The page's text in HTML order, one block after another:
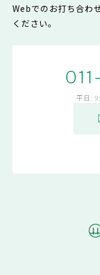
Webでのお打ち合わ
ください。
平日: